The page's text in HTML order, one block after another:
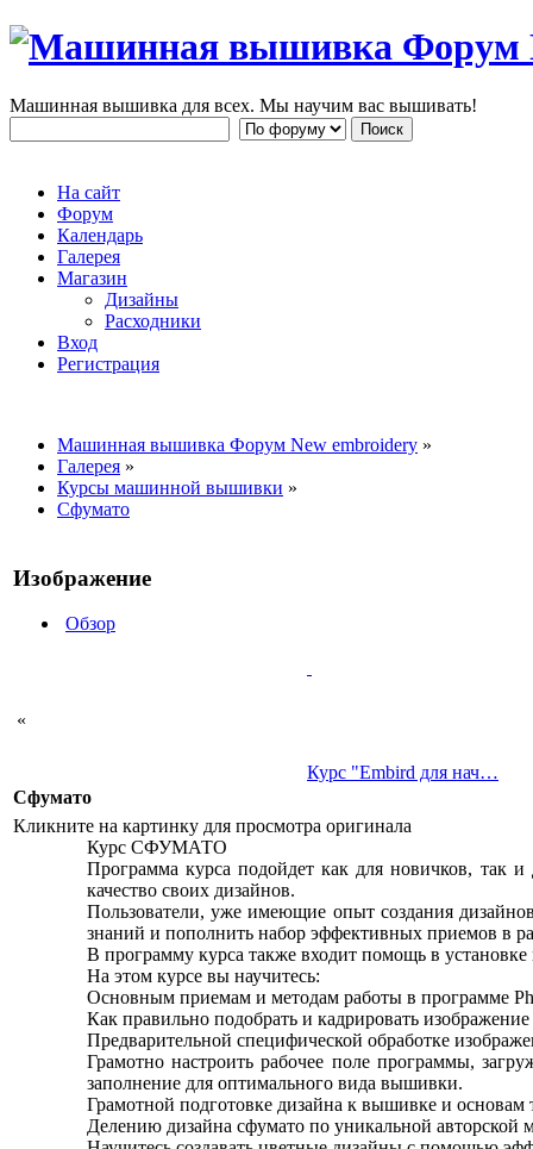
Машинная вышивка для всех. Мы научим вас вышивать!
На сайт
Форум
Календарь
Галерея
Магазин
Дизайны
Расходники
Вход
Регистрация
Машинная вышивка Форум New embroidery »
Галерея »
Курсы машинной вышивки »
Сфумато
Изображение
Обзор
«
Курс "Embird для нач…
Сфумато
Кликните на картинку для просмотра оригинала
Курс СФУМАТО
Программа курса подойдет как для новичков, так
качество своих дизайнов.
Пользователи, уже имеющие опыт создания
знаний и пополнить набор эффективных приемов в
В программу курса также входит помощь в
На этом курсе вы научитесь:
Основным приемам и методам работы в программе
Как правильно подобрать и кадрировать изображение
Предварительной специфической обработке
Грамотно настроить рабочее поле программы,
заполнение для оптимального вида вышивки.
Грамотной подготовке дизайна к вышивке и
Делению дизайна сфумато по уникальной авторской